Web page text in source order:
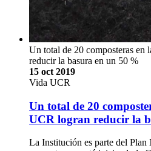
Un total de 20 composteras en
reducir la basura en un 50 %
15 oct 2019
Vida UCR
Un total de 20
UCR logran reducir la
La Institución es parte del